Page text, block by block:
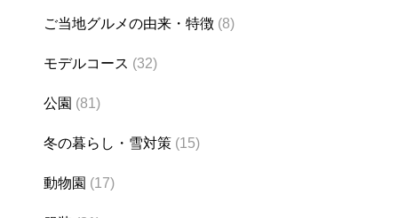
ご当地グルメの由来・特徴 (8)
モデルコース (32)
公園 (81)
冬の暮らし・雪対策 (15)
動物園 (17)